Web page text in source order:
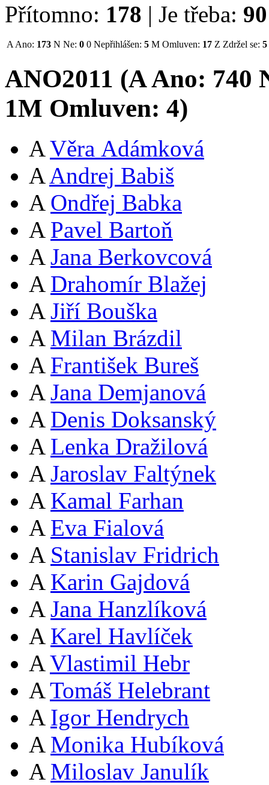
Přítomno: 178 | Je třeba: 90
A Ano: 173 N Ne: 0 0 Nepřihlášen: 5 M Omluven: 17 Z Zdržel se: 5
ANO2011 (AAno: 740
1M Omluven: 4)
A Věra Adámková
A Andrej Babiš
A Ondřej Babka
A Pavel Bartoň
A Jana Berkovcová
A Drahomír Blažej
A Jiří Bouška
A Milan Brázdil
A František Bureš
A Jana Demjanová
A Denis Doksanský
A Lenka Dražilová
A Jaroslav Faltýnek
A Kamal Farhan
A Eva Fialová
A Stanislav Fridrich
A Karin Gajdová
A Jana Hanzlíková
A Karel Havlíček
A Vlastimil Hebr
A Tomáš Helebrant
A Igor Hendrych
A Monika Hubíková
A Miloslav Janulík